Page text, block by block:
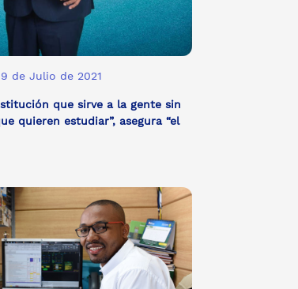
de Julio de 2021
que sirve a la gente sin
quieren estudiar”, asegura “el